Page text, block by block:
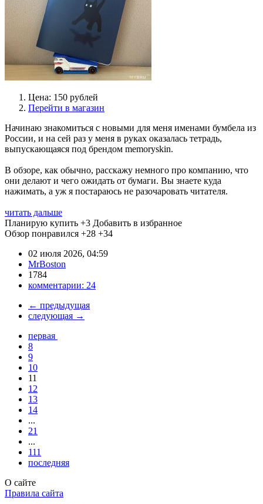
Цена: 150 рублей
Перейти в магазин
Начинаю знакомиться с новыми для меня именами бумбела из
России, и на сей раз у меня в руках оказалась тетрадь,
выпускающаяся под брендом memoryskin.
В обзоре, как обычно, расскажу немного про компанию, что
они делают и чего ожидать от бумаги. Вы знаете куда
нажимать, а уж я постараюсь не разочаровать читателя.
читать дальше
Планирую купить +3 Добавить в избранное
Обзор понравился +28 +34
02 июля 2026, 04:59
MrBoston
1784
комментарии: 24
← предыдущая
следующая →
первая
8
9
10
11
12
13
14
...
21
...
111
последняя
О сайте
Правила сайта